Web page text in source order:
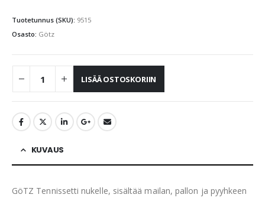
Tuotetunnus (SKU): 9515
Osasto: Götz
LISÄÄ OSTOSKORIIN
KUVAUS
GöTZ Tennissetti nukelle, sisältää mailan, pallon ja pyyhkeen